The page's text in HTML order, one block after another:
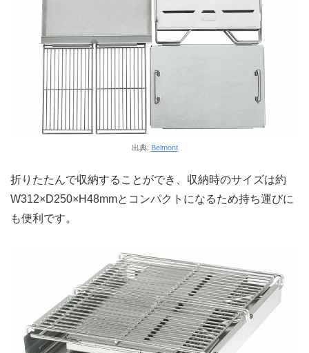
出典: Belmont
折りたたんで収納することができ、収納時のサイズは約
W312×D250×H48mmとコンパクトになるため持ち運びに
も便利です。